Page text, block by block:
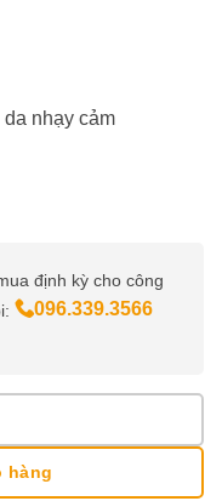
nhạy cảm
định kỳ cho công
096.339.3566
Hương Phấn Túi
hàng